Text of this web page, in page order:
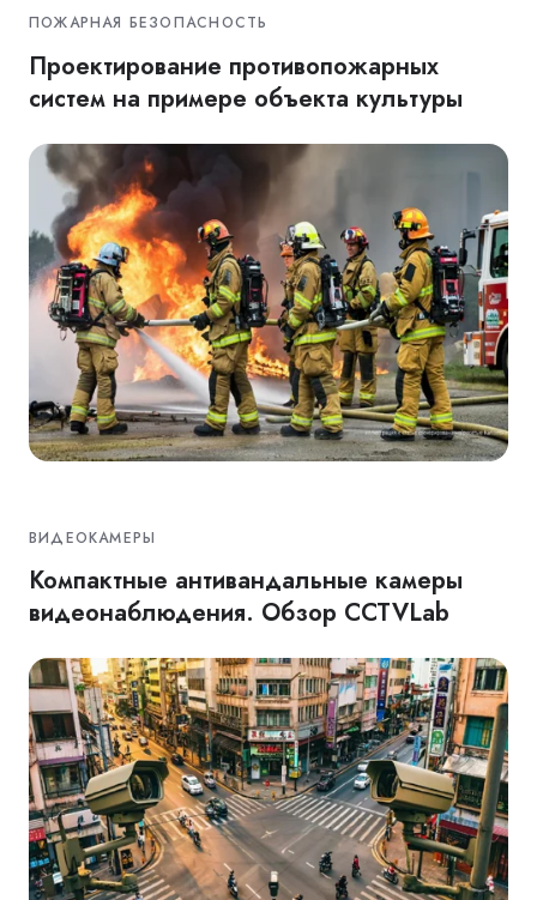
ПОЖАРНАЯ БЕЗОПАСНОСТЬ
Проектирование противопожарных
систем на примере объекта культуры
ВИДЕОКАМЕРЫ
Компактные антивандальные камеры
видеонаблюдения. Обзор CCTVLab